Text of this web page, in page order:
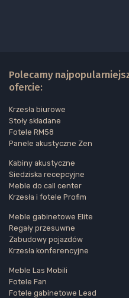
Polecamy
ofercie:
Krzesła biurowe
Stoły składane
Fotele RM58
Panele akustyczne Zen
Kabiny akustyczne
Siedziska recepcyjne
Meble do call center
Krzesła i fotele Profim
Meble gabinetowe Elite
Regały przesuwne
Zabudowy pojazdów
Krzesła konferencyjne
Meble Las Mobili
Fotele Fan
Fotele gabinetowe Lead